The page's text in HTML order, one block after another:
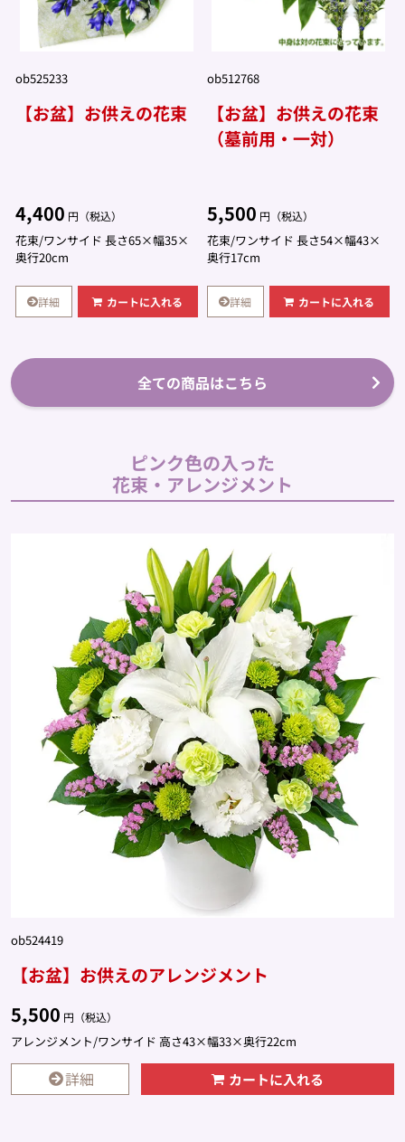
ob525233
【お盆】お供えの花束
4,400 円（税込）
花束/ワンサイド 長さ65×幅35×
奥行20cm
詳細 カートに入れる
ob512768
【お盆】お供えの花束
（墓前用・一対）
5,500 円（税込）
花束/ワンサイド 長さ54×幅43×
奥行17cm
詳細 カートに入れる
全ての商品はこちら
ピンク色の入った
花束・アレンジメント
ob524419
【お盆】お供えのアレンジメント
5,500 円（税込）
アレンジメント/ワンサイド 高さ43×幅33×奥行22cm
詳細 カートに入れる